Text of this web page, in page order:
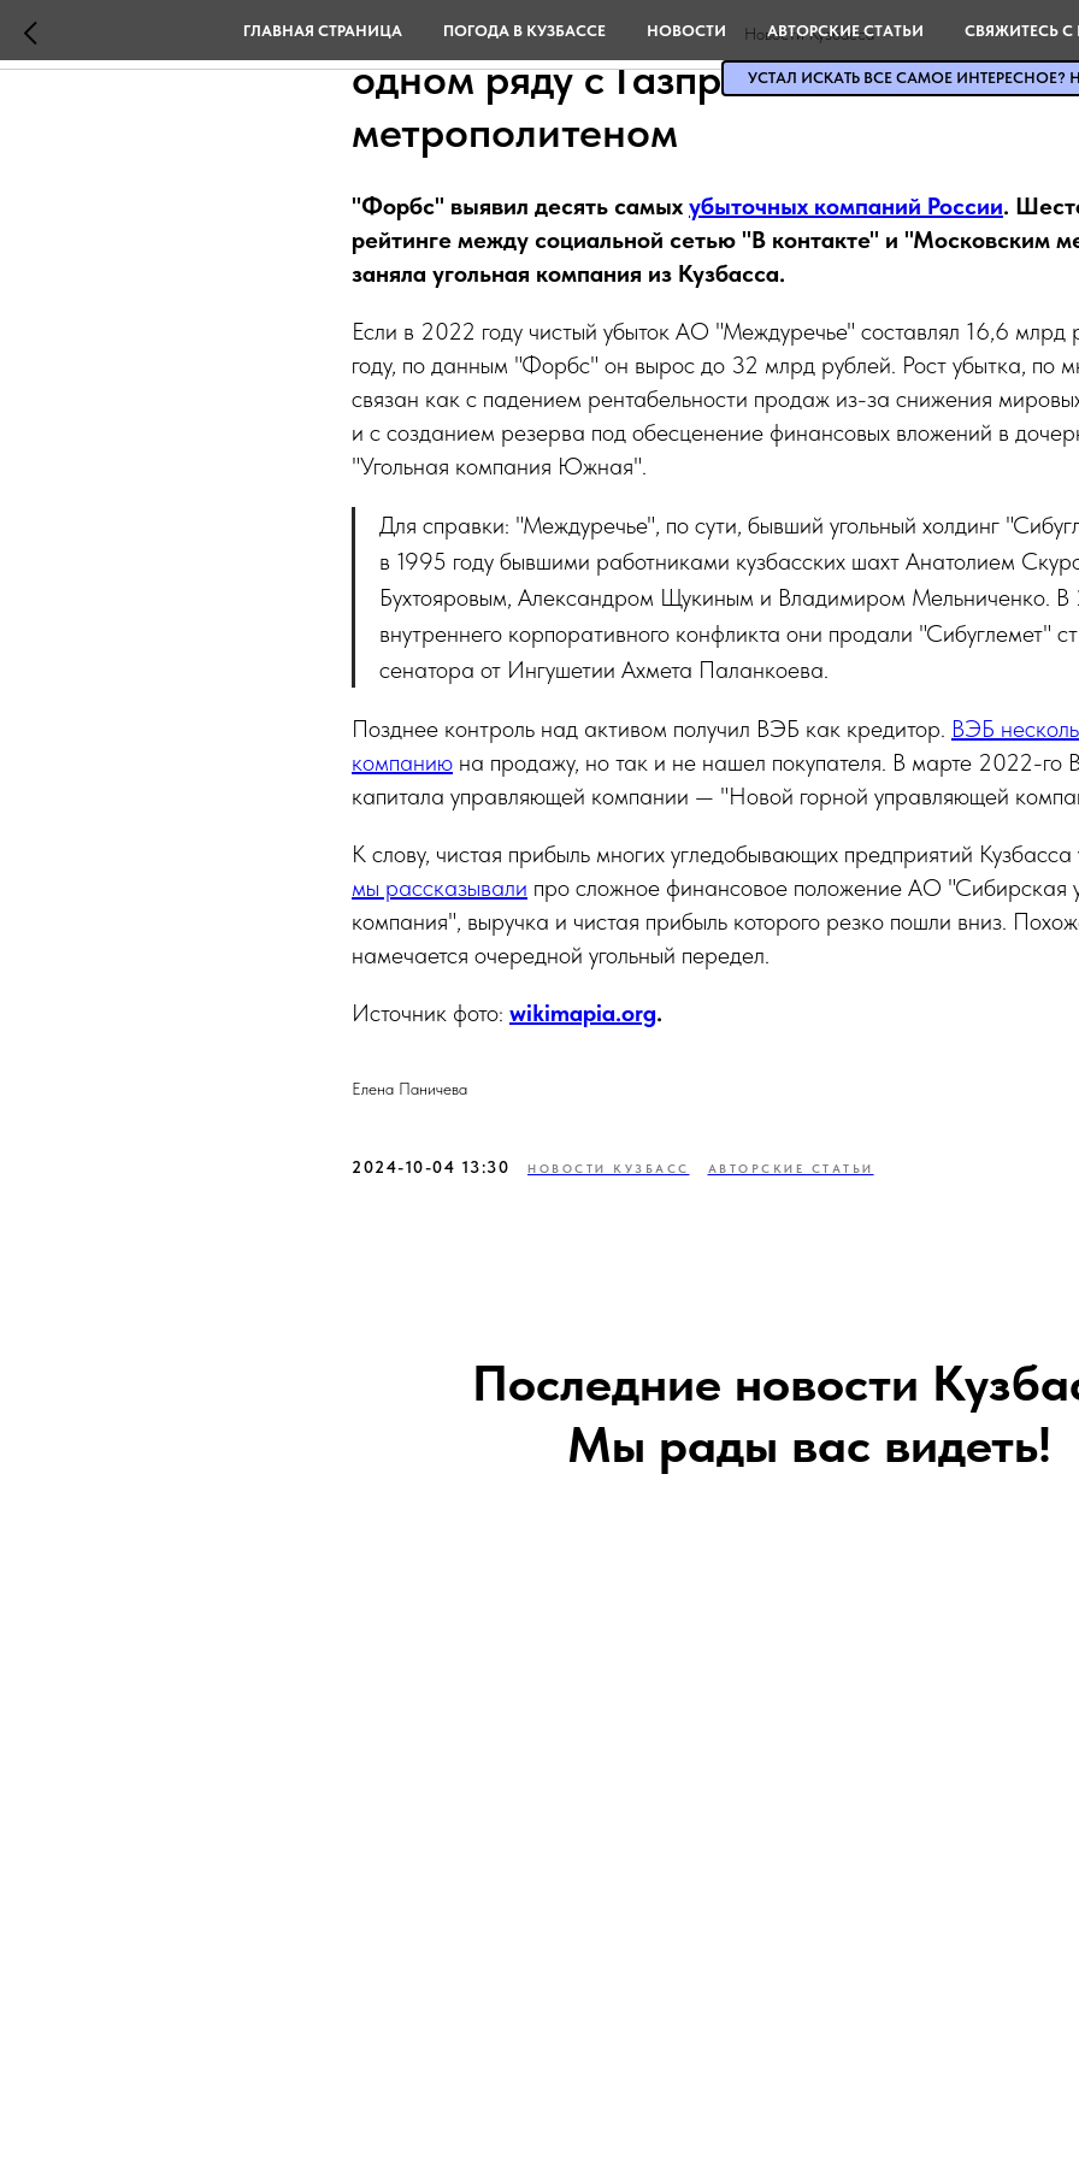
Новости Кузбасса
Кузбасское АО "Междуречье"
одном ряду с Газпромом и
метрополитеном
"Форбс" выявил десять самых убыточных компаний России.
рейтинге между социальной сетью "В контакте" и "Московским
заняла угольная компания из Кузбасса.
Если в 2022 году чистый убыток АО "Междуречье" составлял 16,6 млрд
году, по данным "Форбс" он вырос до 32 млрд рублей. Рост убытка, по
связан как с падением рентабельности продаж из-за снижения
и с созданием резерва под обесценение финансовых вложений в
"Угольная компания Южная".
Для справки: "Междуречье", по сути, бывший угольный холдинг
в 1995 году бывшими работниками кузбасских шахт Анатолием
Бухтояровым, Александром Щукиным и Владимиром Мельниченко. В
внутреннего корпоративного конфликта они продали "Сибуглемет"
сенатора от Ингушетии Ахмета Паланкоева.
Позднее контроль над активом получил ВЭБ как кредитор. ВЭБ
компанию на продажу, но так и не нашел покупателя. В марте 2022-го
капитала управляющей компании — "Новой горной управляющей
К слову, чистая прибыль многих угледобывающих предприятий
мы рассказывали про сложное финансовое положение АО "Сибирская
компания", выручка и чистая прибыль которого резко пошли вниз.
намечается очередной угольный передел.
Источник фото: wikimapia.org.
Елена Паничева
2024-10-04 13:30 НОВОСТИ КУЗБАСС АВТОРСКИЕ СТАТЬИ
ГЛАВНАЯ СТРАНИЦА ПОГОДА В КУЗБАССЕ НОВОСТИ АВТОРСКИЕ СТАТЬИ СВЯЖИТЕСЬ
УСТАЛ ИСКАТЬ ВСЕ САМОЕ ИНТЕРЕСНОЕ?
Последние новости
Мы рады вас видеть!